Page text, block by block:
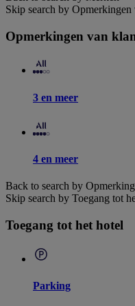
Skip search by Opmerkingen
Opmerkingen van
3 en meer
4 en meer
Back to search by
Skip search by Toegang tot
Toegang tot het hotel
Parking